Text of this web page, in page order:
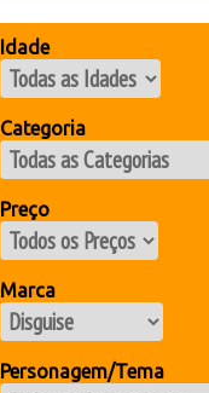
Idade
Categoria
Preço
Marca
Personagem/Tema